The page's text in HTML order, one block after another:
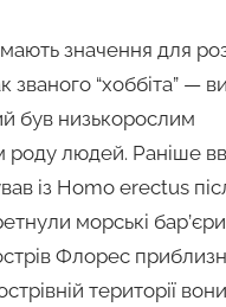
мають значення для
званого “хоббіта” —
був низькорослим
роду людей. Раніше
із Homo erectus
морські
Флорес
території